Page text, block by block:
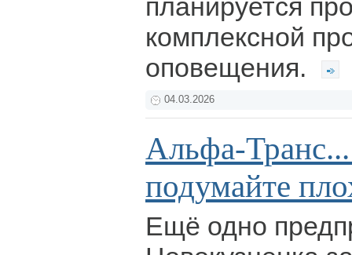
планируется
комплексной
оповещения.
04.03.2026
Альфа-
подумайте
Ещё одно